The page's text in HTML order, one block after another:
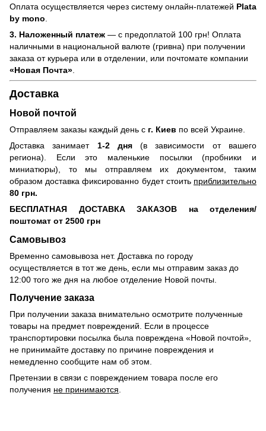
Оплата осуществляется через систему онлайн-платежей Plata
by mono
3. Наложенный платеж — с предоплатой 100 грн! Оплата
наличными в национальной валюте (гривна) при получении
заказа от курьера или в отделении, или почтомате компании
«Новая Почта»
Доставка
Новой почтой
Отправляем заказы каждый день с г. Киев по всей Украине.
Доставка занимает 1-2 дня(в зависимости от вашего
региона). Если это маленькие посылки (пробники и
миниатюры), то мы отправляем их документом, таким
образом доставка фиксированно будет стоить приблизительно
80 грн.
БЕСПЛАТНАЯ ДОСТАВКА ЗАКАЗОВ на отделения/
поштомат от 2500 грн
Самовывоз
Временно самовывоза нет. Доставка по городу
осуществляется в тот же день, если мы отправим заказ до
12:00 того же дня на любое отделение Новой почты.
Получение заказа
При получении заказа внимательно осмотрите полученные
товары на предмет повреждений. Если в процессе
транспортировки посылка была повреждена «Новой почтой»,
не принимайте доставку по причине повреждения и
немедленно сообщите нам об этом.
Претензии в связи с повреждением товара после его
получения не принимаются.